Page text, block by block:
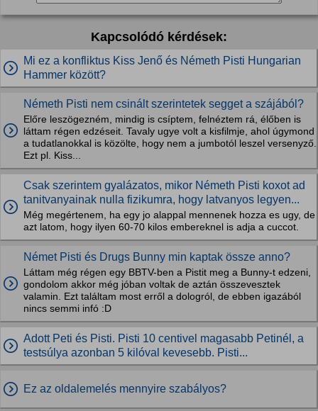
Kapcsolódó kérdések:
Mi ez a konfliktus Kiss Jenő és Németh Pisti Hungarian
Hammer között?
Németh Pisti nem csinált szerintetek segget a szájából?
Előre leszögezném, mindig is csíptem, felnéztem rá, élőben is
láttam régen edzéseit. Tavaly ugye volt a kisfilmje, ahol úgymond
a tudatlanokkal is közölte, hogy nem a jumbotól leszel versenyző.
Ezt pl. Kiss...
Csak szerintem gyalázatos, mikor Németh Pisti koxot ad
tanitvanyainak nulla fizikumra, hogy latvanyos legyen...
Még megértenem, ha egy jo alappal mennenek hozza es ugy, de
azt latom, hogy ilyen 60-70 kilos embereknel is adja a cuccot.
Német Pisti és Drugs Bunny min kaptak össze anno?
Láttam még régen egy BBTV-ben a Pistit meg a Bunny-t edzeni,
gondolom akkor még jóban voltak de aztán összevesztek
valamin. Ezt találtam most erről a dologról, de ebben igazából
nincs semmi infó :D
Adott Peti és Pisti. Pisti 10 centivel magasabb Petinél, a
testsúlya azonban 5 kilóval kevesebb. Pisti...
Ez az oldalemelés mennyire szabályos?